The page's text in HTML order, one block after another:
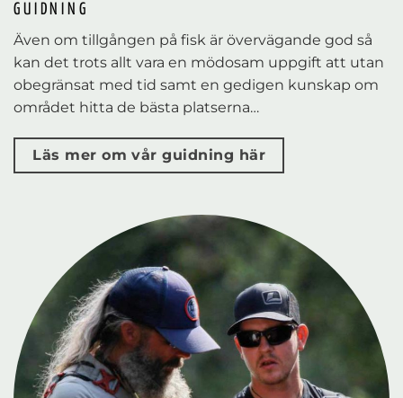
GUIDNING
Även om tillgången på fisk är övervägande god så
kan det trots allt vara en mödosam uppgift att utan
obegränsat med tid samt en gedigen kunskap om
området hitta de bästa platserna…
Läs mer om vår guidning här